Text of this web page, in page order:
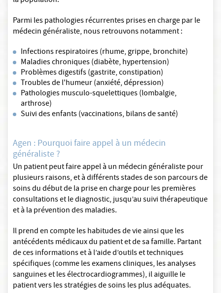
Parmi les pathologies récurrentes prises en charge par le
médecin généraliste, nous retrouvons notamment :
Infections respiratoires (rhume, grippe, bronchite)
Maladies chroniques (diabète, hypertension)
Problèmes digestifs (gastrite, constipation)
Troubles de l'humeur (anxiété, dépression)
Pathologies musculo-squelettiques (lombalgie,
arthrose)
Suivi des enfants (vaccinations, bilans de santé)
Agen : Pourquoi faire appel à un médecin
généraliste ?
Un patient peut faire appel à un médecin généraliste pour
plusieurs raisons, et à différents stades de son parcours de
soins du début de la prise en charge pour les premières
consultations et le diagnostic, jusqu’au suivi thérapeutique
et à la prévention des maladies.
Il prend en compte les habitudes de vie ainsi que les
antécédents médicaux du patient et de sa famille. Partant
de ces informations et à l’aide d’outils et techniques
spécifiques (comme les examens cliniques, les analyses
sanguines et les électrocardiogrammes), il aiguille le
patient vers les stratégies de soins les plus adéquates.